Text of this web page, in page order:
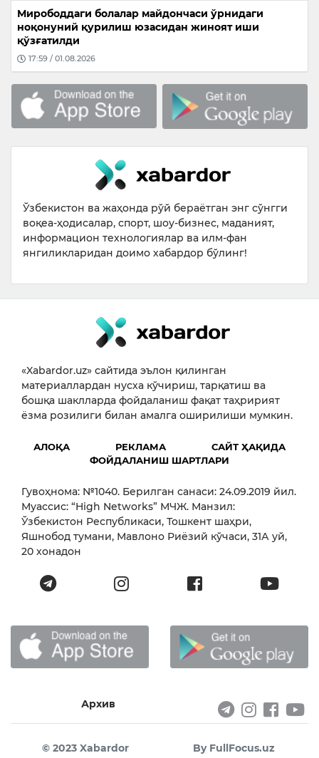
Мирободдаги болалар майдончаси ўрнидаги
ноқонуний қурилиш юзасидан жиноят иши
қўзғатилди
17:59 / 01.08.2026
Ўзбекистон ва жаҳонда рўй бераётган энг сўнгги
воқеа-ҳодисалар, спорт, шоу-бизнес, маданият,
информацион технологиялар ва илм-фан
янгиликларидан доимо хабардор бўлинг!
«Xabardor.uz» сайтида эълон қилинган
материаллардан нусха кўчириш, тарқатиш ва
бошқа шаклларда фойдаланиш фақат таҳририят
ёзма розилиги билан амалга оширилиши мумкин.
АЛОҚА РЕКЛАМА
САЙТ ҲАҚИДА
ФОЙДАЛАНИШ ШАРТЛАРИ
Гувоҳнома: №1040. Берилган санаси: 24.09.2019 йил.
Муассис: “High Networks” МЧЖ. Манзил:
Ўзбекистон Республикаси, Тошкент шаҳри,
Яшнобод тумани, Мавлоно Риёзий кўчаси, 31А уй,
20 хонадон
Архив
© 2023 Xabardor By FullFocus.uz